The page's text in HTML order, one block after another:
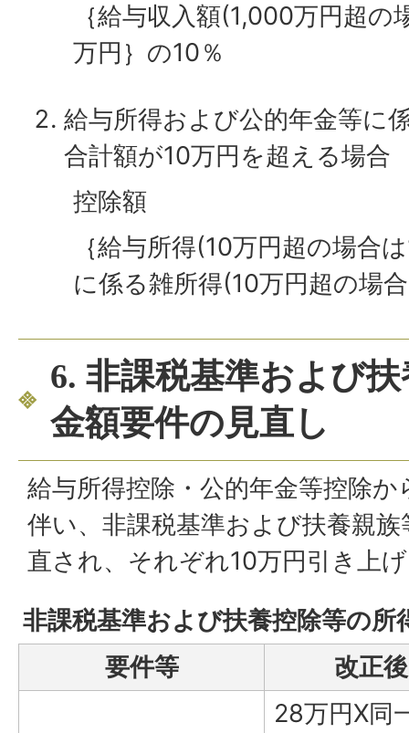
｛給与収入額(1,000万円超
万円｝の10％
給与所得および公的年金等に
合計額が10万円を超える場合
控除額
｛給与所得(10万円超の場合
に係る雑所得(10万円超の場
6. 非課税基準および
金額要件の見直し
給与所得控除・公的年金等控除
伴い、非課税基準および扶養親
直され、それぞれ10万円引き上
非課税基準および扶養控除等の所
要件等
改正後
28万円X同